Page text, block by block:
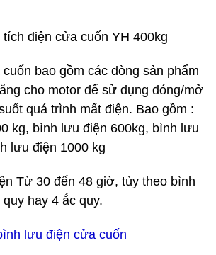
tích điện cửa cuốn YH 400kg
bao gồm các dòng sản phẩm
cho motor để sử dụng đóng/mở
quá trình mất điện. Bao gồm :
kg, bình lưu điện 600kg, bình lưu
lưu điện 1000 kg
Từ 30 đến 48 giờ, tùy theo bình
hay 4 ắc quy.
lưu điện cửa cuốn